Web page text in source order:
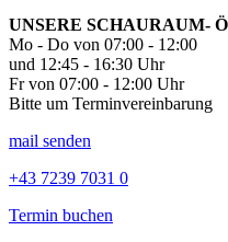
UNSERE SCHAURAUM-
Mo - Do von 07:00 - 12:00
und 12:45 - 16:30 Uhr
Fr von 07:00 - 12:00 Uhr
Bitte um Terminvereinbarung
mail senden
+43 7239 7031 0
Termin buchen